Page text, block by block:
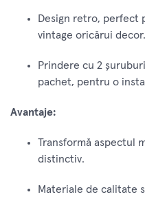
Design retro, perfect
vintage oricărui decor.
Prindere cu 2
pachet, pentru o
Avantaje:
Transformă aspectul
distinctiv.
Materiale de calitate